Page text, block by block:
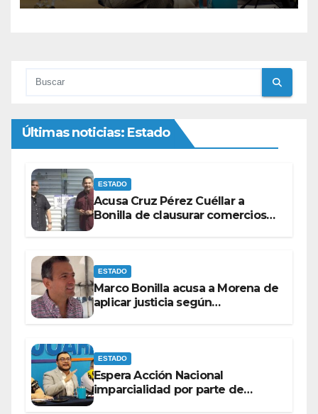
Últimas noticias: Estado
ESTADO
Acusa Cruz Pérez Cuéllar a
Bonilla de clausurar comercios
ESTADO
Marco Bonilla acusa a Morena de
aplicar justicia según
ESTADO
Espera Acción Nacional
imparcialidad por parte de